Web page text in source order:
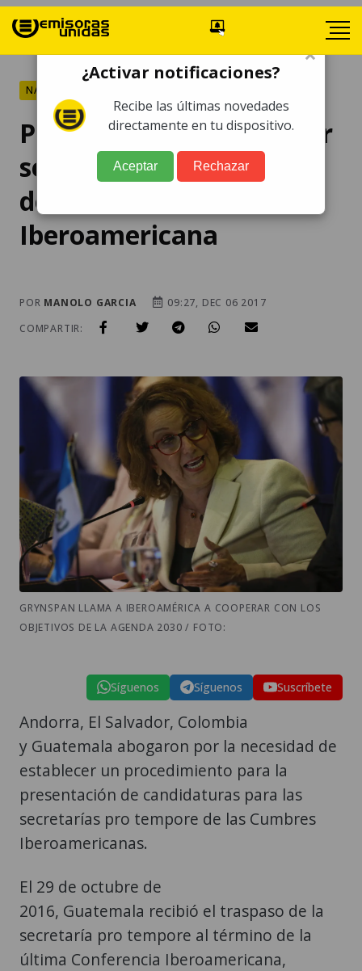
NACIONALES
Piden método para elegir
secretaría pro tempore
de la Cumbre
Iberoamericana
POR MANOLO GARCIA
09:27, DEC 06 2017
COMPARTIR:
GRYNSPAN LLAMA A IBEROAMÉRICA A COOPERAR CON LOS
OBJETIVOS DE LA AGENDA 2030 / FOTO:
Síguenos Síguenos Suscríbete
Andorra, El Salvador, Colombia
y Guatemala abogaron por la necesidad de
establecer un procedimiento para la
presentación de candidaturas para las
secretarías pro tempore de las Cumbres
Iberoamericanas.
El 29 de octubre de
2016, Guatemala recibió el traspaso de la
secretaría pro tempore al término de la
última Conferencia Iberoamericana,
×
¿Activar notificaciones?
Recibe las últimas novedades
directamente en tu dispositivo.
Aceptar Rechazar